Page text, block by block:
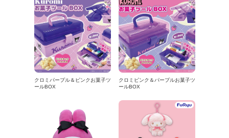
クロミパープル＆ピンクお菓子ツ
ールBOX
クロミピンク＆パープルお菓子ツ
ールBOX